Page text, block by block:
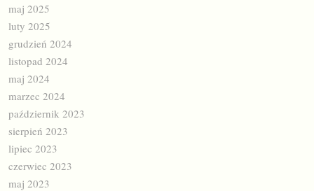
maj 2025
luty 2025
grudzień 2024
listopad 2024
maj 2024
marzec 2024
październik 2023
sierpień 2023
lipiec 2023
czerwiec 2023
maj 2023